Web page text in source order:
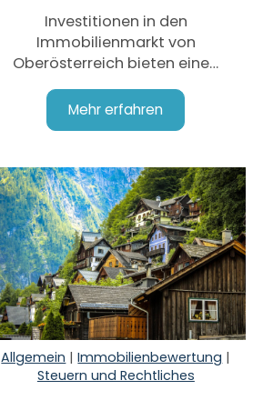
Investitionen in den
Immobilienmarkt von
Oberösterreich bieten eine…
Mehr erfahren
Allgemein |Immobilienbewertung |
Steuern und Rechtliches